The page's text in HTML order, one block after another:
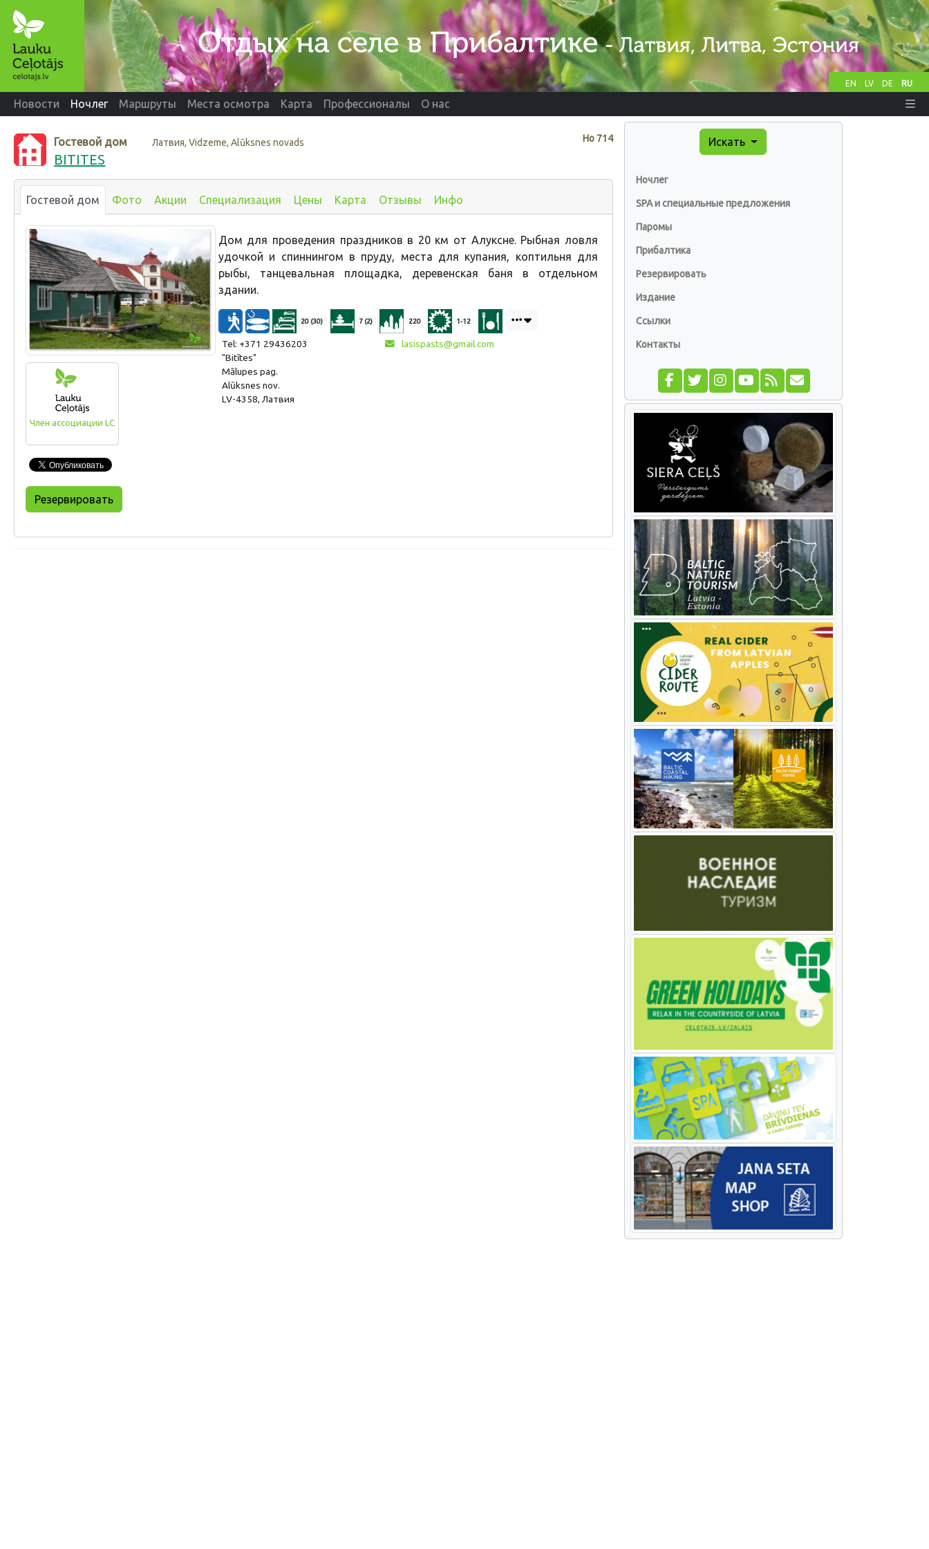
EN LV DE RU
Новости Ночлег Маршруты Места осмотра Карта Профессионалы О нас
Нo 714
Гостевой дом Латвия, Vidzeme, Alūksnes novads
BITITES
Гостевой дом Фото Акции Специализация Цены Карта Отзывы Инфо
Член ассоциации LC
Дом для проведения праздников в 20 км от Алуксне. Рыбная ловля
удочкой и спиннингом в пруду, места для купания, коптильня для
рыбы, танцевальная площадка, деревенская баня в отдельном
здании.
20 (30) 7 (2) 220 1-12
Tel: +371 29436203
"Bitītes"
Mālupes pag.
Alūksnes nov.
LV-4358, Латвия
lasispasts@gmail.com
Резервировать
Искать
Ночлег
SPA и специальные предложения
Паромы
Прибалтика
Резервировать
Издание
Ссылки
Контакты